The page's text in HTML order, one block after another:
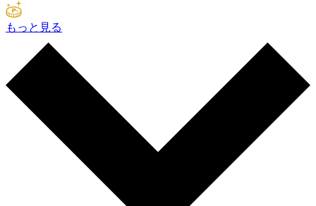
もっと見る